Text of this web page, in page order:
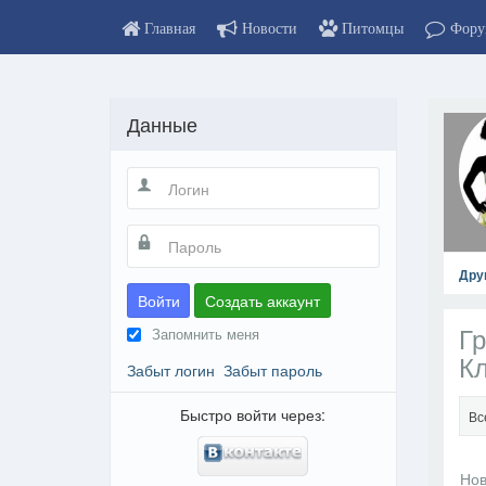
Главная Новости Питомцы
Данные
Войти Создать аккаунт
Запомнить меня
Забыт логин Забыт пароль
Быстро войти через: